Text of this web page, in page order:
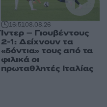
16:5108.08.26
Ίντερ – Γιουβέντους
2-1: Δείχνουν τα
«δόντια» τους από τα
φιλικά οι
πρωταθλητές Ιταλίας